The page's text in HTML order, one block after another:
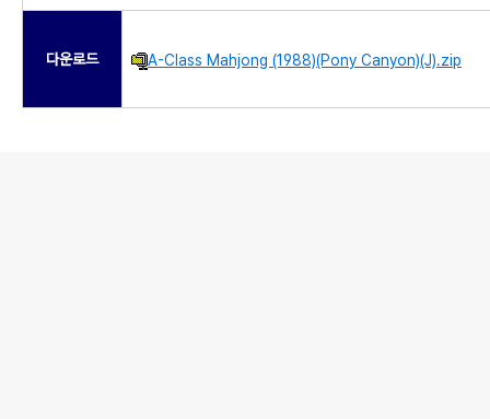
다운로드 A-Class Mahjong (1988)(Pony Canyon)(J).zip